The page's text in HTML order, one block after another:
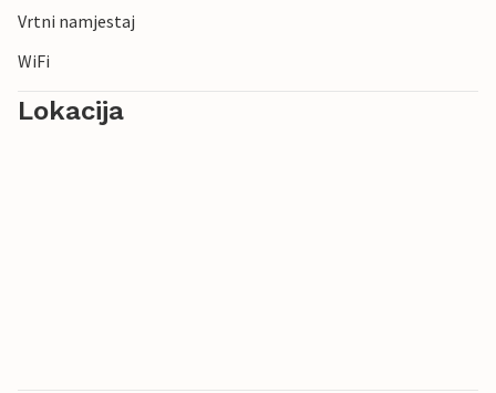
Vrtni namjestaj
WiFi
Lokacija